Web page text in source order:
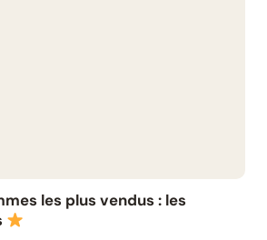
les plus vendus : les